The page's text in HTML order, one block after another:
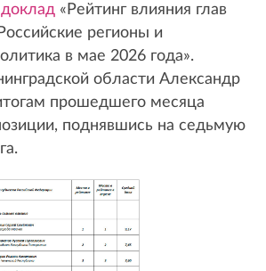
«Рейтинг влияния глав
регионы и
в мае 2026 года».
области Александр
прошедшего месяца
поднявшись на седьмую